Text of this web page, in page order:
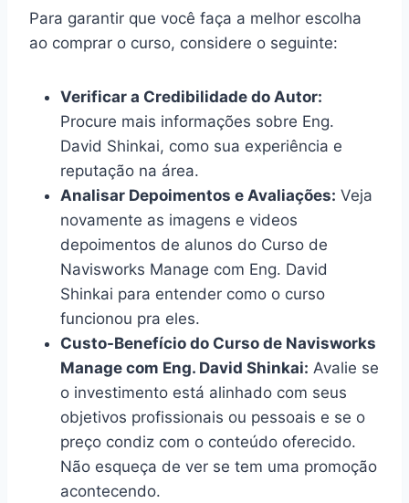
Para garantir que você faça a melhor escolha
ao comprar o curso, considere o seguinte:
Verificar a Credibilidade do Autor:
Procure mais informações sobre Eng.
David Shinkai, como sua experiência e
reputação na área.
Analisar Depoimentos e Avaliações: Veja
novamente as imagens e videos
depoimentos de alunos do Curso de
Navisworks Manage com Eng. David
Shinkai para entender como o curso
funcionou pra eles.
Custo-Benefício do Curso de Navisworks
Manage com Eng. David Shinkai: Avalie se
o investimento está alinhado com seus
objetivos profissionais ou pessoais e se o
preço condiz com o conteúdo oferecido.
Não esqueça de ver se tem uma promoção
acontecendo.